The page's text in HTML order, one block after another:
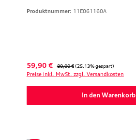
Produktnummer: 11E061160A
Verkaufspreis:
59,90 € Regulärer Preis:
80,00 € (25.13% gespart)
Preise inkl. MwSt. zzgl. Versandkosten
In den Warenkorb